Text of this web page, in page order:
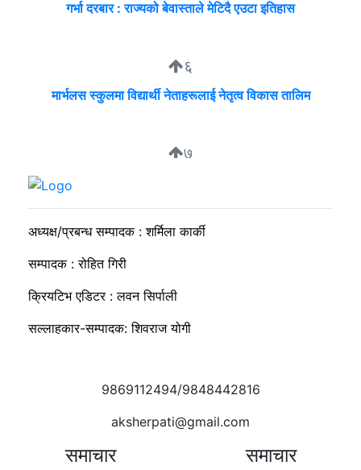
गर्भा दरबार : राज्यको बेवास्ताले मेटिदै एउटा इतिहास
६
मार्भलस स्कुलमा विद्यार्थी नेताहरूलाई नेतृत्व विकास तालिम
७
सुदीप्ता क्यान्सर सर्भाइभर र्याम्प शो : जीवनले मृत्युलाई जितेको उत्सव
अध्यक्ष/प्रबन्ध सम्पादक : शर्मिला कार्की
सम्पादक : रोहित गिरी
क्रियटिभ एडिटर : लवन सिर्पाली
सल्लाहकार-सम्पादक: शिवराज योगी
9869112494/9848442816
aksherpati@gmail.com
समाचार समाचार